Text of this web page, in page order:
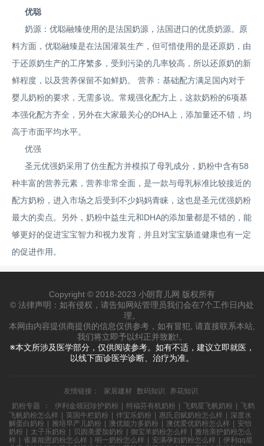
优聪
奶源：优聪融臻使用的是法国奶源，法国进口的优质奶源。原
料方面，优聪融臻是在法国灌装生产，但可惜使用的是还原奶，由
于还原奶生产的工序繁多，受到污染的几率较高，所以还原奶的新
鲜程度，以及营养保留不如鲜奶。 营养：基础配方满足国内对于
婴儿奶粉的要求，无需多说。常规强化配方上，这款奶粉的6项基
本强化配方齐全，另外在大家最关心的DHA上，添加量还不错，均
高于市面平均水平。
优强
圣元优强奶采用了仿生配方并模拟了母乳成分，奶粉中含有58
种丰富的营养元素，营养非常全面，是一款与母乳标准比较接近的
配方奶粉，进入市场之后受到不少妈妈青睐，这也是圣元优强奶粉
最大的卖点。另外，奶粉中益生元和DHA的添加量都是不错的，能
够更好的促进宝宝智力和视力发育，并且对宝宝肠道健康也有一定
的促进作用。
Copyright © 2018-2023 小朗育儿网 版权所有
© 法律声明：如有侵权，请告知网站管理员我们会在7个工作日内处
理。
本网由内容提供商提供的信息仅供参考，如有冒犯, 请直接联系本站,
我们将立即予以纠正并致歉!。
※本文所涉及医学部分，仅供阅读参考。如有不适，建议立即就医，
以线下面诊医学诊断、治疗为准。
友情链接： 家居建材 数码知识
养花知识
奶粉专题
： 伊利金领冠珍护奶粉 | 特福芬有机奶粉 | 飞鹤星飞帆奶粉 | 飞鹤
飞帆奶粉怎么样 | 英国牛栏奶粉 | 伴宝乐奶粉 | 惠氏启赋奶粉怎么样 | 深度水
解蛋白奶粉 | 雅培早产儿奶粉 | 澳优能力多奶粉 | 澳优爱优奶粉怎么样 | 安怡
奶粉 | 太子乐奶粉 | 贝因美爱加奶粉 | 御宝羊奶粉怎么样 | 雅培亲护奶粉怎么
样 | 雀巢能恩奶粉怎么样 | 明一奶粉怎么样 | 安满孕妇奶粉怎么样 | 伊利qq星